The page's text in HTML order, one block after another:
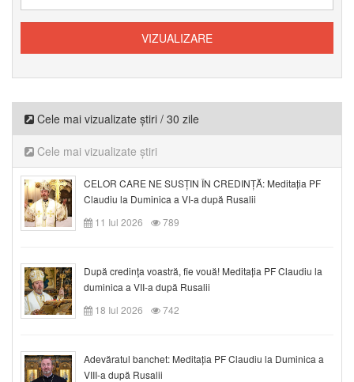
Cele mai vizualizate știri / 30 zile
Cele mai vizualizate știri
CELOR CARE NE SUSȚIN ÎN CREDINȚĂ: Meditația PF
Claudiu la Duminica a VI-a după Rusalii
11 Iul 2026
789
După credinţa voastră, fie vouă! Meditația PF Claudiu la
duminica a VII-a după Rusalii
18 Iul 2026
742
Adevăratul banchet: Meditația PF Claudiu la Duminica a
VIII-a după Rusalii